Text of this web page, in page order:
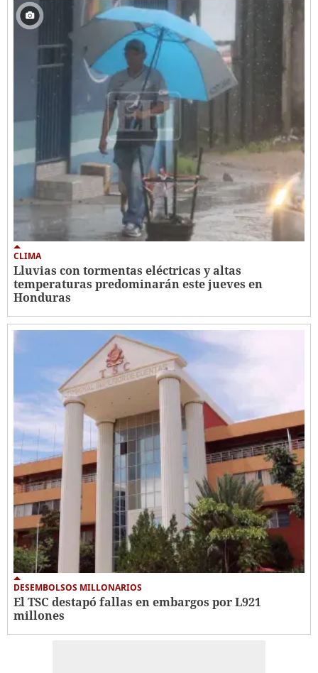
CLIMA
Lluvias con tormentas eléctricas y altas
temperaturas predominarán este jueves en
Honduras
DESEMBOLSOS MILLONARIOS
El TSC destapó fallas en embargos por L921
millones